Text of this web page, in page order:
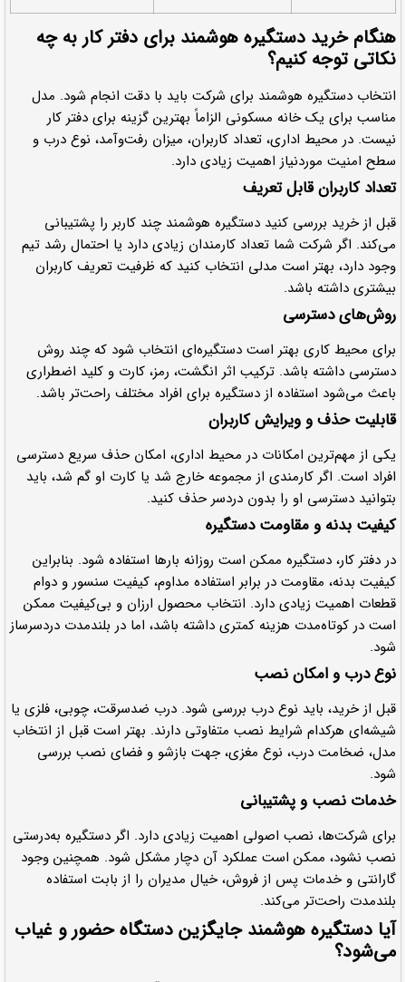
هنگام خرید دستگیره هوشمند برای دفتر کار به چه
نکاتی توجه کنیم؟
انتخاب دستگیره هوشمند برای شرکت باید با دقت انجام شود. مدل
مناسب برای یک خانه مسکونی الزاماً بهترین گزینه برای دفتر کار
نیست. در محیط اداری، تعداد کاربران، میزان رفت‌وآمد، نوع درب و
سطح امنیت موردنیاز اهمیت زیادی دارد.
تعداد کاربران قابل تعریف
قبل از خرید بررسی کنید دستگیره هوشمند چند کاربر را پشتیبانی
می‌کند. اگر شرکت شما تعداد کارمندان زیادی دارد یا احتمال رشد تیم
وجود دارد، بهتر است مدلی انتخاب کنید که ظرفیت تعریف کاربران
بیشتری داشته باشد.
روش‌های دسترسی
برای محیط کاری بهتر است دستگیره‌ای انتخاب شود که چند روش
دسترسی داشته باشد. ترکیب اثر انگشت، رمز، کارت و کلید اضطراری
باعث می‌شود استفاده از دستگیره برای افراد مختلف راحت‌تر باشد.
قابلیت حذف و ویرایش کاربران
یکی از مهم‌ترین امکانات در محیط اداری، امکان حذف سریع دسترسی
افراد است. اگر کارمندی از مجموعه خارج شد یا کارت او گم شد، باید
بتوانید دسترسی او را بدون دردسر حذف کنید.
کیفیت بدنه و مقاومت دستگیره
در دفتر کار، دستگیره ممکن است روزانه بارها استفاده شود. بنابراین
کیفیت بدنه، مقاومت در برابر استفاده مداوم، کیفیت سنسور و دوام
قطعات اهمیت زیادی دارد. انتخاب محصول ارزان و بی‌کیفیت ممکن
است در کوتاه‌مدت هزینه کمتری داشته باشد، اما در بلندمدت دردسرساز
شود.
نوع درب و امکان نصب
قبل از خرید، باید نوع درب بررسی شود. درب ضدسرقت، چوبی، فلزی یا
شیشه‌ای هرکدام شرایط نصب متفاوتی دارند. بهتر است قبل از انتخاب
مدل، ضخامت درب، نوع مغزی، جهت بازشو و فضای نصب بررسی
شود.
خدمات نصب و پشتیبانی
برای شرکت‌ها، نصب اصولی اهمیت زیادی دارد. اگر دستگیره به‌درستی
نصب نشود، ممکن است عملکرد آن دچار مشکل شود. همچنین وجود
گارانتی و خدمات پس از فروش، خیال مدیران را از بابت استفاده
بلندمدت راحت‌تر می‌کند.
آیا دستگیره هوشمند جایگزین دستگاه حضور و غیاب
می‌شود؟